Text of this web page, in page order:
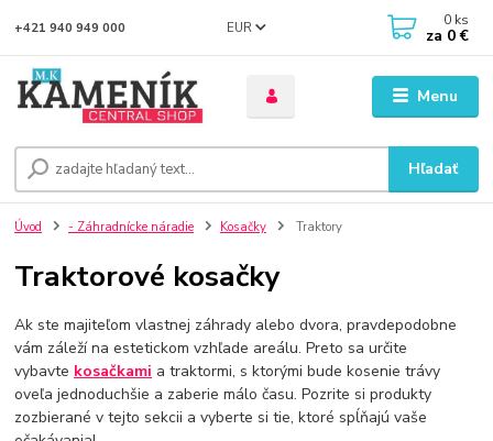
Menu
EUR
Hľadať
+421 940 949 000 0 ks
za 0 €
Úvod - Záhradnícke náradie Kosačky Traktory
Traktorové kosačky
Ak ste majiteľom vlastnej záhrady alebo dvora, pravdepodobne
vám záleží na estetickom vzhľade areálu. Preto sa určite
vybavte kosačkami a traktormi, s ktorými bude kosenie trávy
oveľa jednoduchšie a zaberie málo času. Pozrite si produkty
zozbierané v tejto sekcii a vyberte si tie, ktoré spĺňajú vaše